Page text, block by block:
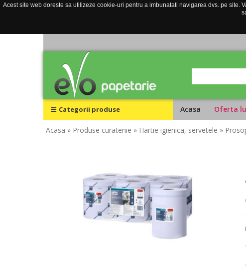
Acest site web doreste sa utilizeze cookie-uri pentru a imbunatati navigarea dvs. pe
Categorii produse Acasa Oferta
Acasa » Produse curatenie » Hartie igienica, servetele »